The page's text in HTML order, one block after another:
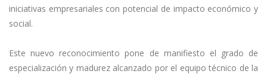
iniciativas empresariales con potencial de impacto económico y
social.
Este nuevo reconocimiento pone de manifiesto el grado de
especialización y madurez alcanzado por el equipo técnico de la